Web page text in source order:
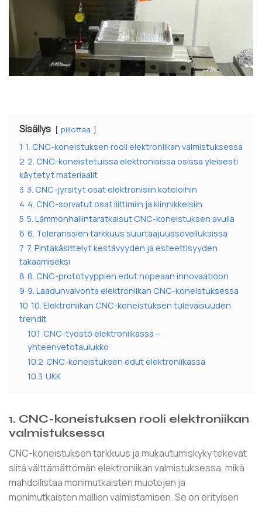
Sisällys piilottaa
1 1. CNC-koneistuksen rooli elektroniikan valmistuksessa
2 2. CNC-koneistetuissa elektronisissa osissa yleisesti
käytetyt materiaalit
3 3. CNC-jyrsityt osat elektronisiin koteloihin
4 4. CNC-sorvatut osat liittimiin ja kiinnikkeisiin
5 5. Lämmönhallintaratkaisut CNC-koneistuksen avulla
6 6. Toleranssien tarkkuus suurtaajuussovelluksissa
7 7. Pintakäsittelyt kestävyyden ja esteettisyyden
takaamiseksi
8 8. CNC-prototyyppien edut nopeaan innovaatioon
9 9. Laadunvalvonta elektroniikan CNC-koneistuksessa
10 10. Elektroniikan CNC-koneistuksen tulevaisuuden
trendit
10.1 CNC-työstö elektroniikassa –
yhteenvetotaulukko
10.2 CNC-koneistuksen edut elektroniikassa
10.3 UKK
1. CNC-koneistuksen rooli elektroniikan
valmistuksessa
CNC-koneistuksen tarkkuus ja mukautumiskyky tekevät
siitä välttämättömän elektroniikan valmistuksessa, mikä
mahdollistaa monimutkaisten muotojen ja
monimutkaisten mallien valmistamisen. Se on erityisen